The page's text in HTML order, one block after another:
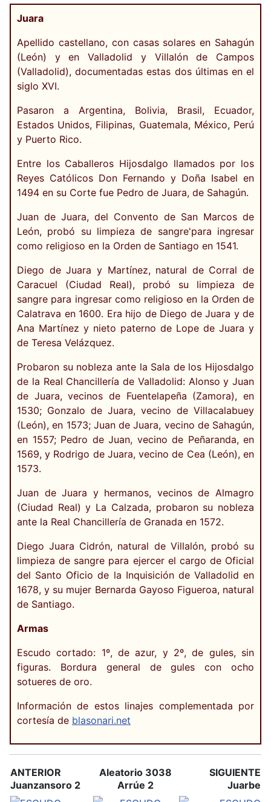
Juara
Apellido castellano, con casas solares en Sahagún
(León) y en Valladolid y Villalón de Campos
(Valladolid), documentadas estas dos últimas en el
siglo XVI.
Pasaron a Argentina, Bolivia, Brasil, Ecuador,
Estados Unidos, Filipinas, Guatemala, México, Perú
y Puerto Rico.
Entre los Caballeros Hijosdalgo llamados por los
Reyes Católicos Don Fernando y Doña Isabel en
1494 en su Corte fue Pedro de Juara, de Sahagún.
Juan de Juara, del Convento de San Marcos de
León, probó su limpieza de sangre'para ingresar
como religioso en la Orden de Santiago en 1541.
Diego de Juara y Martínez, natural de Corral de
Caracuel (Ciudad Real), probó su limpieza de
sangre para ingresar como religioso en la Orden de
Calatrava en 1600. Era hijo de Diego de Juara y de
Ana Martínez y nieto paterno de Lope de Juara y
de Teresa Velázquez.
Probaron su nobleza ante la Sala de los Hijosdalgo
de la Real Chancillería de Valladolid: Alonso y Juan
de Juara, vecinos de Fuentelapeña (Zamora), en
1530; Gonzalo de Juara, vecino de Villacalabuey
(León), en 1573; Juan de Juara, vecino de Sahagún,
en 1557; Pedro de Juan, vecino de Peñaranda, en
1569, y Rodrigo de Juara, vecino de Cea (León), en
1573.
Juan de Juara y hermanos, vecinos de Almagro
(Ciudad Real) y La Calzada, probaron su nobleza
ante la Real Chancillería de Granada en 1572.
Diego Juara Cidrón, natural de Villalón, probó su
limpieza de sangre para ejercer el cargo de Oficial
del Santo Oficio de la Inquisición de Valladolid en
1678, y su mujer Bernarda Gayoso Figueroa, natural
de Santiago.
Armas
Escudo cortado: 1º, de azur, y 2º, de gules, sin
figuras. Bordura general de gules con ocho
sotueres de oro.
Información de estos linajes complementada por
cortesía de blasonari.net
ANTERIOR
Juanzansoro 2
Aleatorio 3038
Arrúe 2
SIGUIENTE
Juarbe